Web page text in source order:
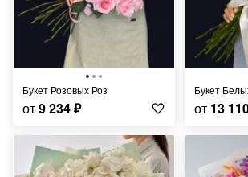
Букет Розовых Роз
от9 234₽
Букет
от 13